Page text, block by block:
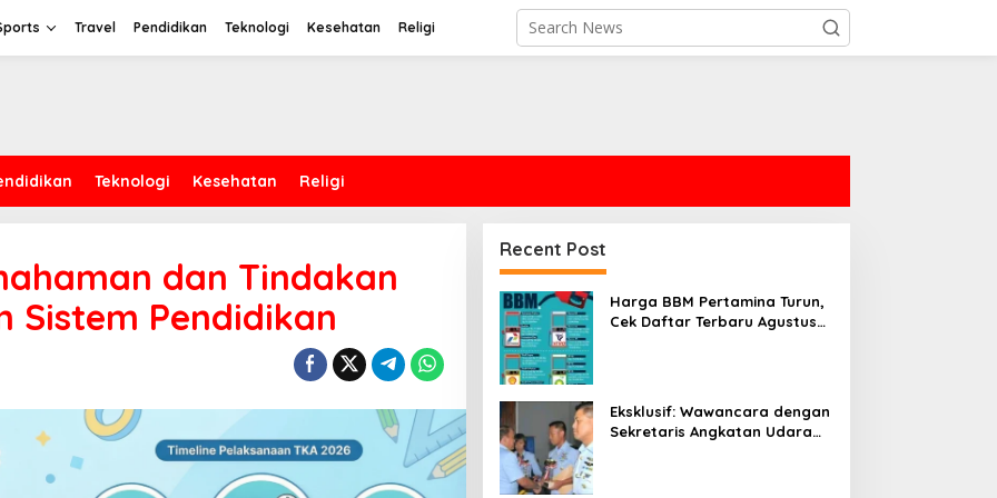
Travel Pendidikan Teknologi Kesehatan Religi
Teknologi Kesehatan Religi
dan Tindakan
Sistem Pendidikan
Recent Post
Harga BBM Pertamina Turun,
Cek Daftar Terbaru Agustus
Eksklusif: Wawancara dengan
Sekretaris Angkatan Udara